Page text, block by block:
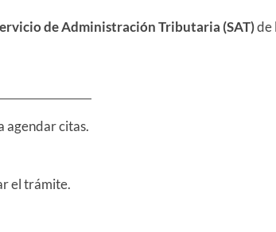
de Administración Tributaria (SAT)de
agendar citas.
el trámite.